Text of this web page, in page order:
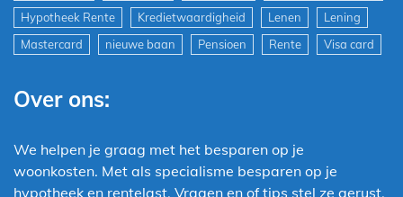
Hypotheek Rente
Kredietwaardigheid Lenen
Lening
Mastercard
nieuwe baan Pensioen Rente Visa card
Over ons:
We helpen je graag met het besparen op je
woonkosten. Met als specialisme besparen op je
hypotheek en rentelast. Vragen en of tips stel ze gerust.